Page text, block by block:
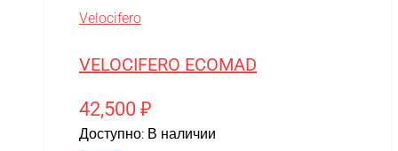
Velocifero
VELOCIFERO ECOMAD
42,500 ₽
Доступно: В наличии